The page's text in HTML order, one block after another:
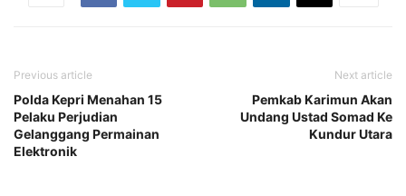
Previous article
Polda Kepri Menahan 15
Pelaku Perjudian
Gelanggang Permainan
Elektronik
Next article
Pemkab Karimun Akan
Undang Ustad Somad Ke
Kundur Utara